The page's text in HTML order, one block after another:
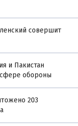
совершит
и Пакистан
обороны
203